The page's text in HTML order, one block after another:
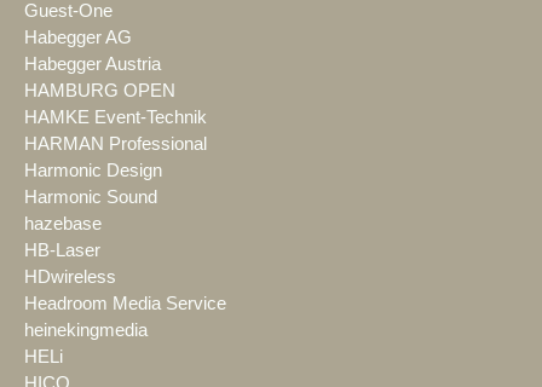
Guest-One
Habegger AG
Habegger Austria
HAMBURG OPEN
HAMKE Event-Technik
HARMAN Professional
Harmonic Design
Harmonic Sound
hazebase
HB-Laser
HDwireless
Headroom Media Service
heinekingmedia
HELi